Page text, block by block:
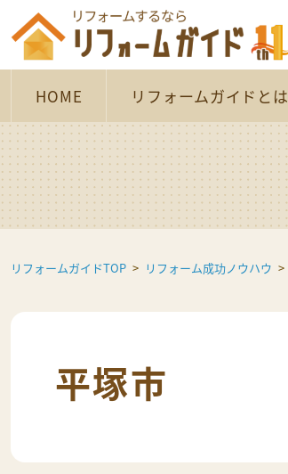
HOME リフォームガイドとは
リフォームガイドTOP リフォーム成功ノウハウ
平塚市